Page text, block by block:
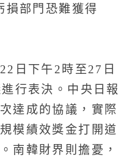
損部門恐難獲得
日下午2時至27日
行表決。中央日報
達成的協議，實際
模績效獎金打開道
南韓財界則擔憂，